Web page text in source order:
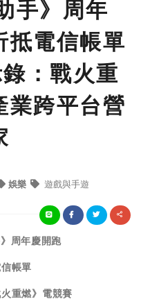
手》周年
抵電信帳單
：戰火重
業跨平台營
娛樂 遊戲與手遊
周年慶開跑
帳單
重燃》電競賽